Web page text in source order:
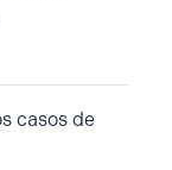
casos de